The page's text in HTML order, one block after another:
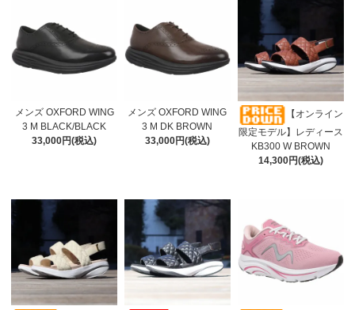
メンズ OXFORD WING
3 M BLACK/BLACK
33,000円(税込)
メンズ OXFORD WING
3 M DK BROWN
33,000円(税込)
【オンライン
限定モデル】レディース
KB300 W BROWN
14,300円(税込)